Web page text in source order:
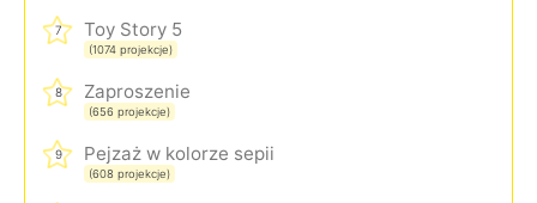
7 Toy Story 5
(1074 projekcje)
8 Zaproszenie
(656 projekcje)
9 Pejzaż w kolorze sepii
(608 projekcje)